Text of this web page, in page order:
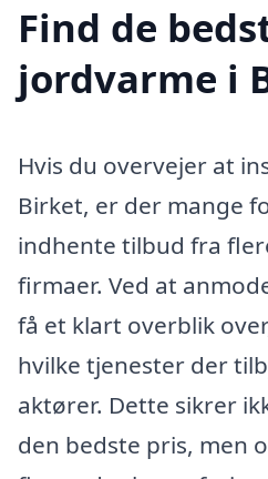
Find de
jordvarme i
Hvis du overvejer at
Birket, er der mange
indhente tilbud fra
firmaer. Ved at
få et klart overblik
hvilke tjenester der
aktører. Dette sikrer
den bedste pris, men